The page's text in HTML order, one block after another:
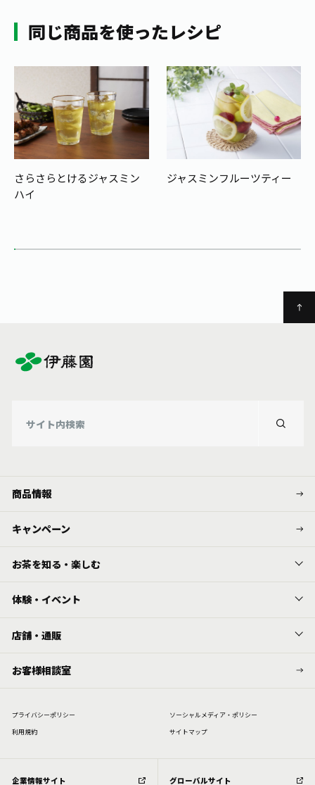
同じ商品を使ったレシピ
さらさらとけるジャスミン
ハイ
ジャスミンフルーツティー
商品情報
キャンペーン
お茶を知る・楽しむ
体験・イベント
店舗・通販
お客様相談室
プライバシーポリシー
ソーシャルメディア・ポリシー
利⽤規約
サイトマップ
企業情報サイト グローバルサイト